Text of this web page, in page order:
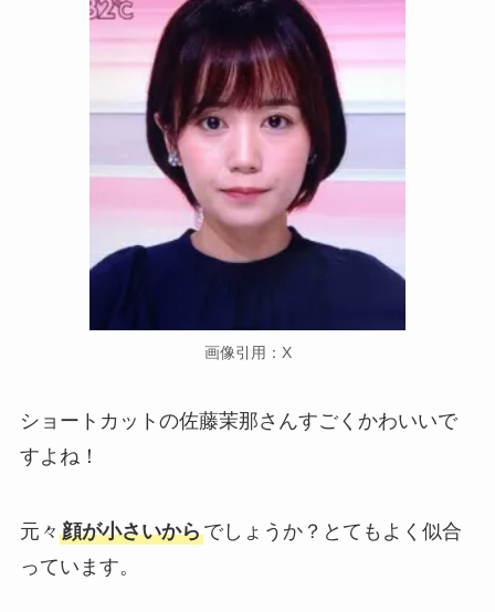
画像引用：X
ショートカットの佐藤茉那さんすごくかわいいで
すよね！
元々 顔が小さいからでしょうか？とてもよく似合
っています。